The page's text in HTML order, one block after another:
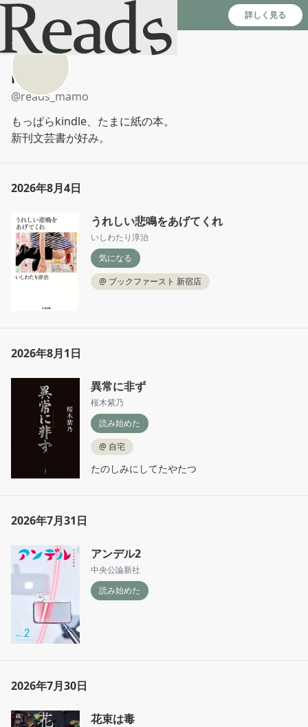
Reads - 読書のSNS＆記録アプリ 詳しく見る
mamo
@reads_mamo
もっぱらkindle、たまに紙の本。
新刊文芸書が好み。
2026年8月4日
うれしい悲鳴をあげてくれ
いしわたり淳治
気になる
@ ブックファースト 新宿店
2026年8月1日
異常に非ず
桜木紫乃
読み始めた
@ 自宅
たのしみにしてたやたつ
2026年7月31日
アンデル2
中央公論新社
読み始めた
2026年7月30日
花束は毒